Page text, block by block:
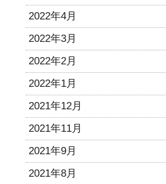
2022年4月
2022年3月
2022年2月
2022年1月
2021年12月
2021年11月
2021年9月
2021年8月